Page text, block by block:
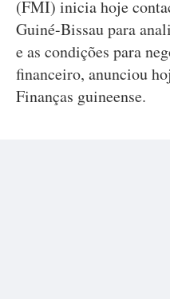
(FMI) inicia hoje
Guiné-Bissau para
e as condições para
financeiro, anunciou
Finanças guineense.